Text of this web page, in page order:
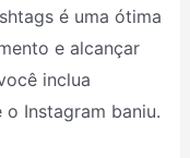
é uma ótima
e alcançar
inclua
Instagram baniu.